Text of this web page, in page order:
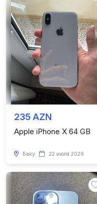
235 AZN
Apple iPhone X 64 GB
Баку 22 июля 2026